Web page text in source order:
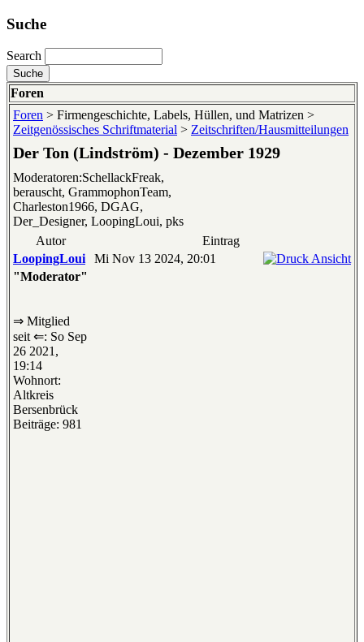
Suche
Search
Foren
Foren > Firmengeschichte, Labels, Hüllen, und Matrizen >
Zeitgenössisches Schriftmaterial > Zeitschriften/Hausmitteilungen
Der Ton (Lindström) - Dezember 1929
Moderatoren:SchellackFreak,
berauscht, GrammophonTeam,
Charleston1966, DGAG,
Der_Designer, LoopingLoui, pks
Autor
Eintrag
LoopingLoui
Mi Nov 13 2024, 20:01
"Moderator"
⇒ Mitglied
seit ⇐: So Sep
26 2021,
19:14
Wohnort:
Altkreis
Bersenbrück
Beiträge: 981